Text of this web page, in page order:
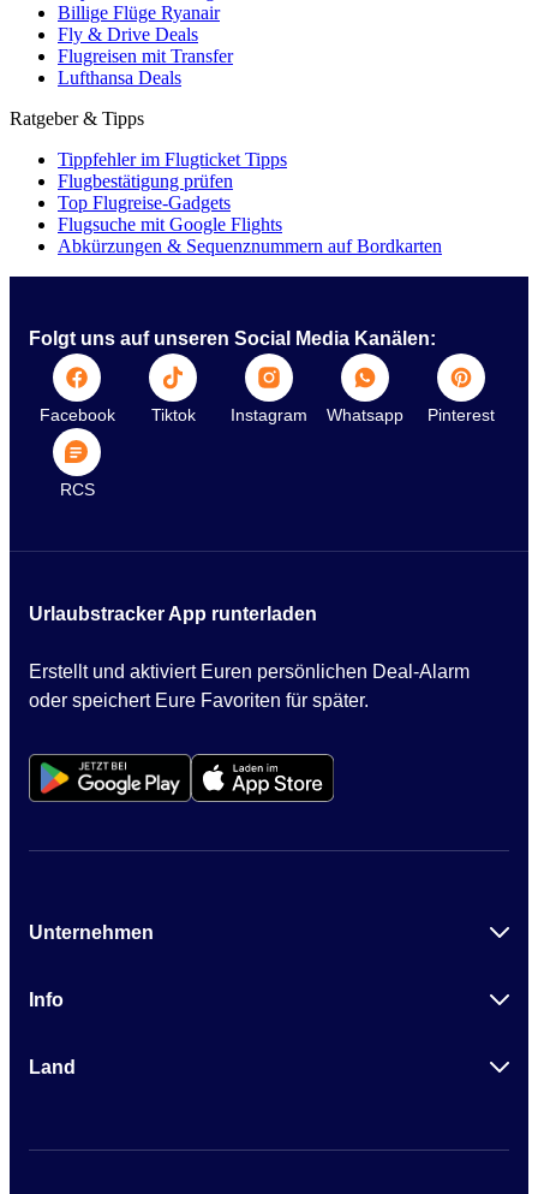
Billige Flüge Ryanair
Fly & Drive Deals
Flugreisen mit Transfer
Lufthansa Deals
Ratgeber & Tipps
Tippfehler im Flugticket Tipps
Flugbestätigung prüfen
Top Flugreise-Gadgets
Flugsuche mit Google Flights
Abkürzungen & Sequenznummern auf Bordkarten